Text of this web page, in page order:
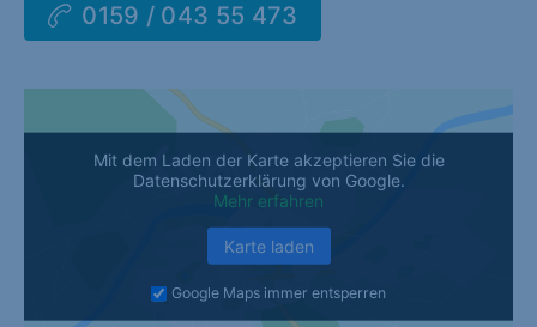
0159 / 043 55 473
Mit dem Laden der Karte akzeptieren Sie die
Datenschutzerklärung von Google.
Mehr erfahren
Karte laden
Google Maps immer entsperren